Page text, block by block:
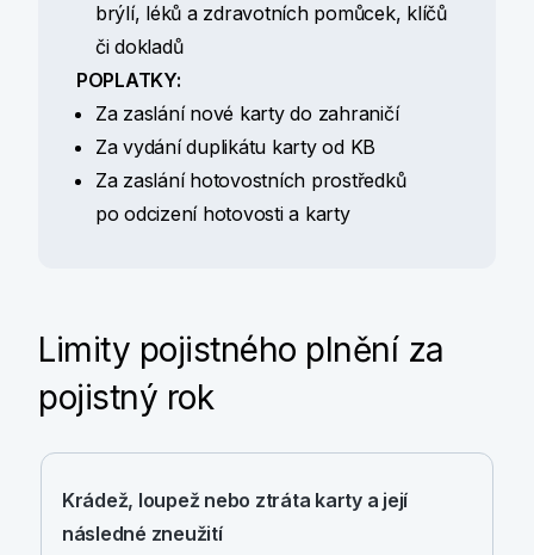
brýlí, léků a zdravotních pomůcek, klíčů
či dokladů
POPLATKY:
Za zaslání nové karty do zahraničí
Za vydání duplikátu karty od KB
Za zaslání hotovostních prostředků
po odcizení hotovosti a karty
Limity pojistného plnění za
pojistný rok
Krádež, loupež nebo ztráta karty a její
následné zneužití